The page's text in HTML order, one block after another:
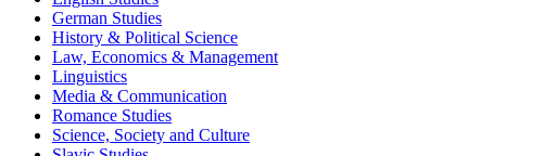
German Studies
History & Political Science
Law, Economics & Management
Linguistics
Media & Communication
Romance Studies
Science, Society and Culture